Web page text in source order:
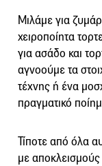
Μιλάμε για
χειροποίητα
για ασάδο και
αγνοούμε τα
τέχνης ή ένα
πραγματικό
Τίποτε από όλα
με αποκλεισμούς